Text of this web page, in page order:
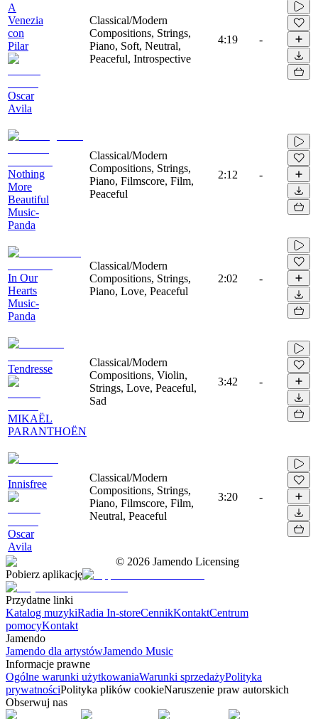
A
Venezia
con
Pilar
Oscar
Avila
Classical/Modern
Compositions, Strings,
Piano, Soft, Neutral,
Peaceful, Introspective
4:19 -
Nothing
More
Beautiful
Music-
Panda
Classical/Modern
Compositions, Strings,
Piano, Filmscore, Film,
Peaceful
2:12 -
In Our
Hearts
Music-
Panda
Classical/Modern
Compositions, Strings,
Piano, Love, Peaceful
2:02 -
Tendresse
MIKAËL
PARANTHOËN
Classical/Modern
Compositions, Violin,
Strings, Love, Peaceful,
Sad
3:42 -
Innisfree
Oscar
Avila
Classical/Modern
Compositions, Strings,
Piano, Filmscore, Film,
Neutral, Peaceful
3:20 -
© 2026 Jamendo Licensing
Pobierz aplikację
Przydatne linki
Katalog muzykiRadia In-storeCennikKontaktCentrum
pomocyKontakt
Jamendo
Jamendo dla artystówJamendo Music
Informacje prawne
Ogólne warunki użytkowaniaWarunki sprzedażyPolityka
prywatnościPolityka plików cookieNaruszenie praw autorskich
Obserwuj nas